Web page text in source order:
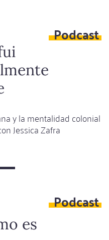
Podcast
y la mentalidad colonial
Jessica Zafra
Nunca
especialmente Podcast
es